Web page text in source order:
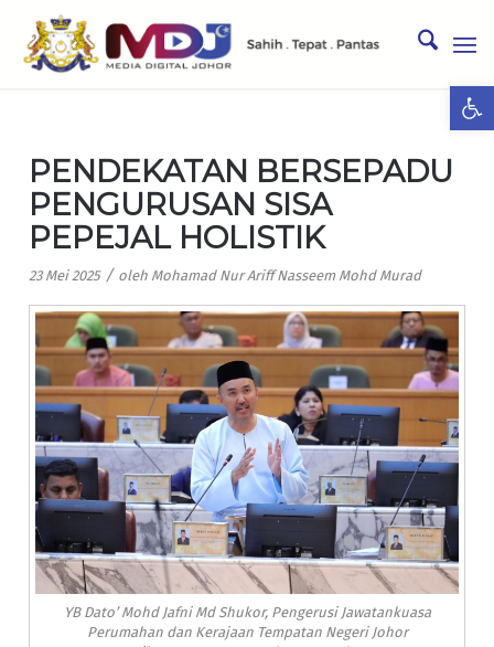
PENDEKATAN BERSEPADU
PENGURUSAN SISA
PEPEJAL HOLISTIK
23 Mei 2025 / oleh Mohamad Nur Ariff Nasseem Mohd Murad
YB Dato’ Mohd Jafni Md Shukor, Pengerusi Jawatankuasa
Perumahan dan Kerajaan Tempatan Negeri Johor